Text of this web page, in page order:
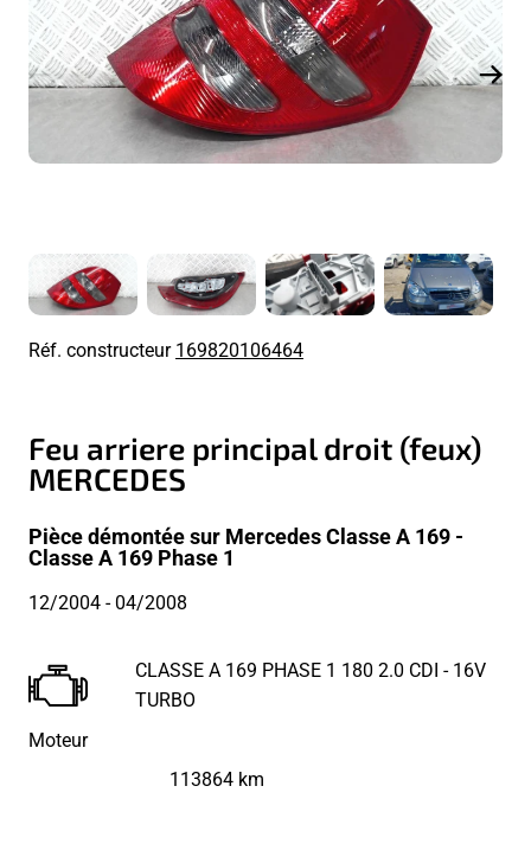
Réf. constructeur169820106464
Feu arriere principal droit (feux)
MERCEDES
Pièce démontée sur Mercedes Classe A 169 -
Classe A 169 Phase 1
12/2004- 04/2008
Moteur
CLASSE A 169 PHASE 1 180 2.0 CDI - 16V
TURBO
113864 km